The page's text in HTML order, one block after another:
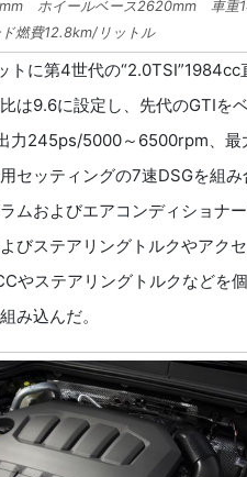
ホイールベース2620mm 車
燃費12.8km/リットル
に第4世代の“2.0TSI”1984cc
は9.6に設定し、先代のGTIを
力245ps/5000～6500rpm、
セッティングの7速DSGを組
ムおよびエアコンディショナ
びステアリングトルクやアク
やステアリングトルクなどを
み込んだ。